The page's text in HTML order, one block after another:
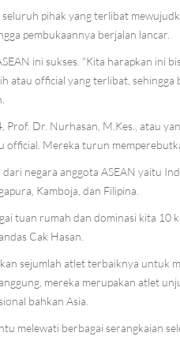
pihak yang terlibat
pembukaannya berjalan lancar.
ini sukses. "Kita harapkan ini
atau official yang terlibat,
Prof. Dr. Nurhasan, M.Kes., atau
Mereka turun
negara anggota ASEAN yaitu
Kamboja, dan Filipina.
tuan rumah dan dominasi kita 10
Cak Hasan.
sejumlah atlet terbaiknya untuk
mereka merupakan atlet
bahkan Asia.
melewati berbagai serangkaian